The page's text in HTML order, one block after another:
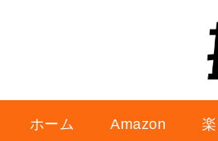
ホーム Amazon